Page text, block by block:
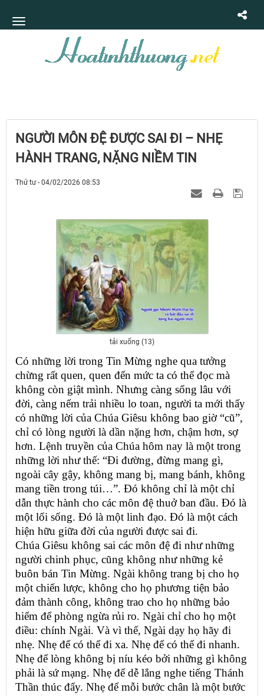
NGƯỜI MÔN ĐỆ ĐƯỢC SAI ĐI – NHẸ
HÀNH TRANG, NẶNG NIỀM TIN
Thứ tư - 04/02/2026 08:53
tải xuống (13)
Có những lời trong Tin Mừng nghe qua tưởng
chừng rất quen, quen đến mức ta có thể đọc mà
không còn giật mình. Nhưng càng sống lâu với
đời, càng nếm trải nhiều lo toan, người ta mới thấy
có những lời của Chúa Giêsu không bao giờ “cũ”,
chỉ có lòng người là dần nặng hơn, chậm hơn, sợ
hơn. Lệnh truyền của Chúa hôm nay là một trong
những lời như thế: “Đi đường, đừng mang gì,
ngoài cây gậy, không mang bị, mang bánh, không
mang tiền trong túi…”. Đó không chỉ là một chỉ
dẫn thực hành cho các môn đệ thuở ban đầu. Đó là
một lối sống. Đó là một linh đạo. Đó là một cách
hiện hữu giữa đời của người được sai đi.
Chúa Giêsu không sai các môn đệ đi như những
người chinh phục, cũng không như những kẻ
buôn bán Tin Mừng. Ngài không trang bị cho họ
một chiến lược, không cho họ phương tiện bảo
đảm thành công, không trao cho họ những bảo
hiểm để phòng ngừa rủi ro. Ngài chỉ cho họ một
điều: chính Ngài. Và vì thế, Ngài dạy họ hãy đi
nhẹ. Nhẹ để có thể đi xa. Nhẹ để có thể đi nhanh.
Nhẹ để lòng không bị níu kéo bởi những gì không
phải là sứ mạng. Nhẹ để dễ lắng nghe tiếng Thánh
Thần thúc đẩy. Nhẹ để mỗi bước chân là một bước